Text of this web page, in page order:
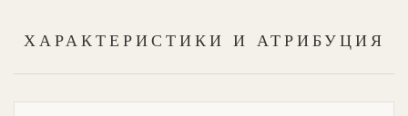
ХАРАКТЕРИСТИКИ И АТРИБУЦИЯ